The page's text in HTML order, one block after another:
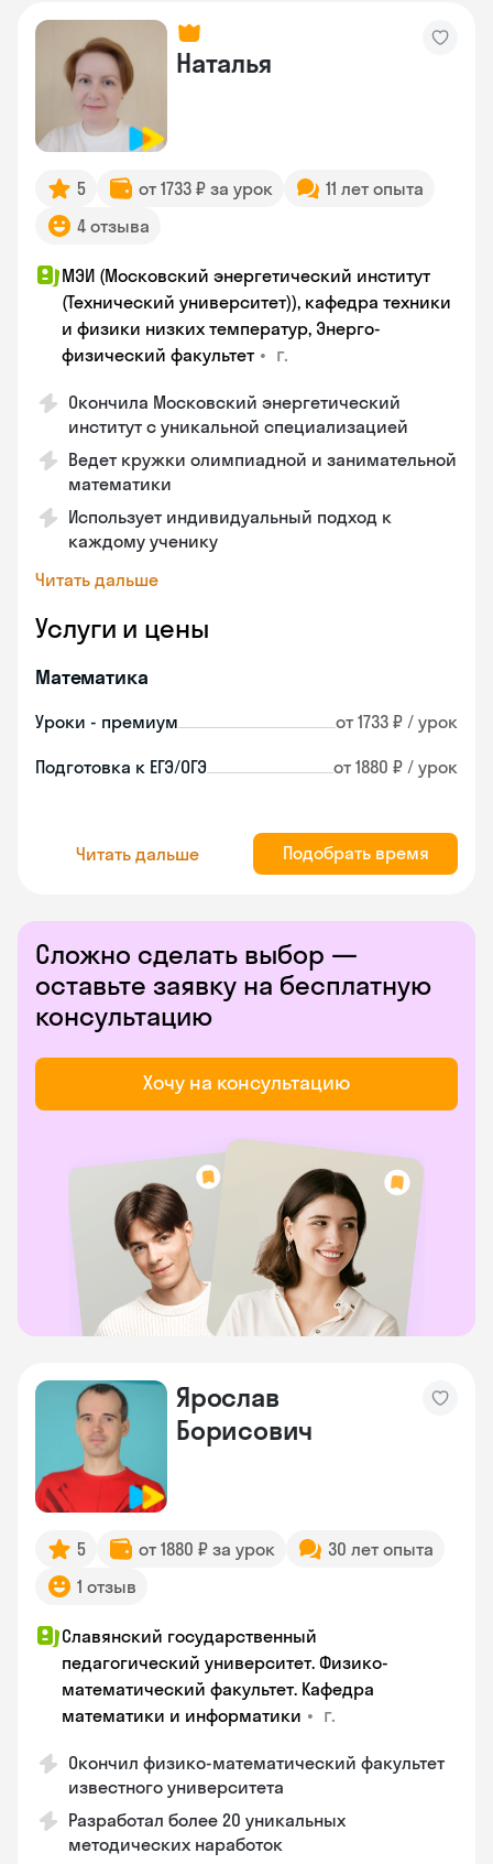
Наталья
5 от 1733 ₽ за урок
11 лет опыта
4 отзыва
МЭИ (Московский энергетический институт
(Технический университет)), кафедра техники
и физики низких температур, Энерго-
физический факультет • г.
Окончила Московский энергетический
институт с уникальной специализацией
Ведет кружки олимпиадной и занимательной
математики
Использует индивидуальный подход к
каждому ученику
Читать дальше
Услуги и цены
Математика
Уроки - премиум от 1733 ₽ / урок
Подготовка к ЕГЭ/ОГЭ от 1880 ₽ / урок
Читать дальше Подобрать время
Сложно сделать выбор —
оставьте заявку на бесплатную
консультацию
Хочу на консультацию
Ярослав
Борисович
5 от 1880 ₽ за урок
30 лет опыта
1 отзыв
Славянский государственный
педагогический университет. Физико-
математический факультет. Кафедра
математики и информатики • г.
Окончил физико-математический факультет
известного университета
Разработал более 20 уникальных
методических наработок